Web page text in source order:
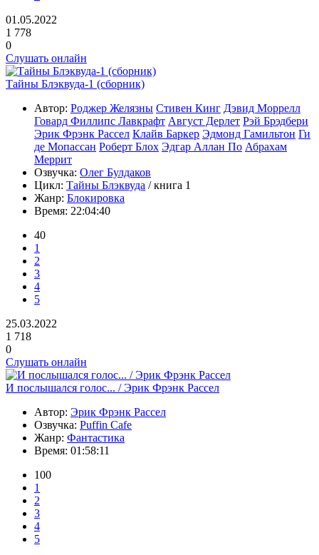
01.05.2022
1 778
0
Слушать онлайн
Тайны Блэквуда-1 (сборник)
Автор: Роджер Желязны Стивен Кинг Дэвид Моррелл
Говард Филлипс Лавкрафт Август Дерлет Рэй Брэдбери
Эрик Фрэнк Рассел Клайв Баркер Эдмонд Гамильтон Ги
де Мопассан Роберт Блох Эдгар Аллан По Абрахам
Меррит
Озвучка: Олег Булдаков
Цикл: Тайны Блэквуда / книга 1
Жанр: Блокировка
Время: 22:04:40
40
1
2
3
4
5
25.03.2022
1 718
0
Слушать онлайн
И послышался голос... / Эрик Фрэнк Рассел
Автор: Эрик Фрэнк Рассел
Озвучка: Puffin Сafe
Жанр: Фантастика
Время: 01:58:11
100
1
2
3
4
5